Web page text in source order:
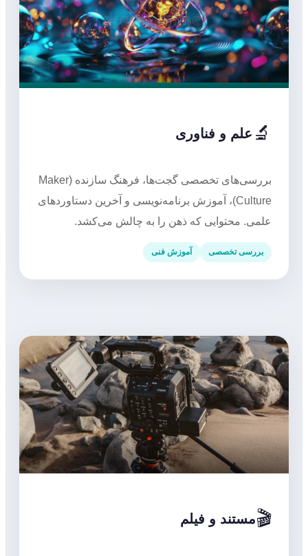
🔬 علم و فناوری
بررسی‌های تخصصی گجت‌ها، فرهنگ سازنده (Maker
Culture)، آموزش برنامه‌نویسی و آخرین دستاوردهای
علمی. محتوایی که ذهن را به چالش می‌کشد.
بررسی تخصصی آموزش فنی
🎬مستند و فیلم